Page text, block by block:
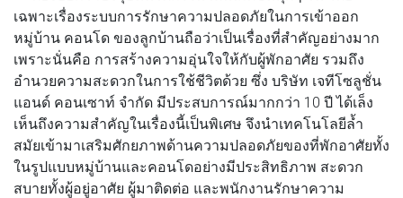
เฉพาะเรื่องระบบการรักษาความปลอดภัยในการเข้าออก
หมู่บ้าน คอนโด ของลูกบ้านถือว่าเป็นเรื่องที่สำคัญอย่างมาก
เพราะนั่นคือ การสร้างความอุ่นใจให้กับผู้พักอาศัย รวมถึง
อำนวยความสะดวกในการใช้ชีวิตด้วย ซึ่ง บริษัท เจทีโซลูชั่น
แอนด์ คอนเซาท์ จำกัด มีประสบการณ์มากกว่า 10 ปี ได้เล็ง
เห็นถึงความสำคัญในเรื่องนี้เป็นพิเศษ จึงนำเทคโนโลยีล้ำ
สมัยเข้ามาเสริมศักยภาพด้านความปลอดภัยของที่พักอาศัยทั้ง
ในรูปแบบหมู่บ้านและคอนโดอย่างมีประสิทธิภาพ สะดวก
สบายทั้งผู้อยู่อาศัย ผู้มาติดต่อ และพนักงานรักษาความ